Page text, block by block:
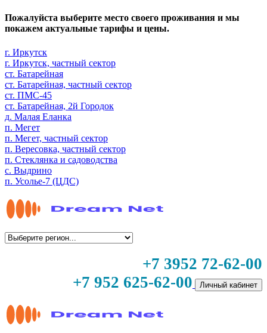
Пожалуйста выберите место своего проживания и мы
покажем актуальные тарифы и цены.
г. Иркутск
г. Иркутск, частный сектор
ст. Батарейная
ст. Батарейная, частный сектор
ст. ПМС-45
ст. Батарейная, 2й Городок
д. Малая Еланка
п. Мегет
п. Мегет, частный сектор
п. Вересовка, частный сектор
п. Стеклянка и садоводства
с. Выдрино
п. Усолье-7 (ЦДС)
+7 3952 72-62-00
+7 952 625-62-00
Личный кабинет